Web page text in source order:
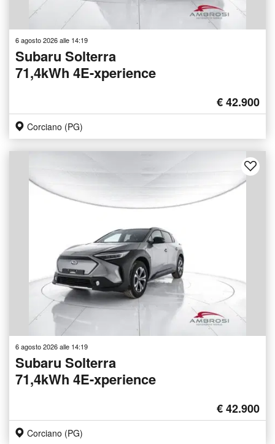
6 agosto 2026 alle 14:19
Subaru Solterra
71,4kWh 4E-xperience
€ 42.900
Corciano (PG)
6 agosto 2026 alle 14:19
Subaru Solterra
71,4kWh 4E-xperience
€ 42.900
Corciano (PG)